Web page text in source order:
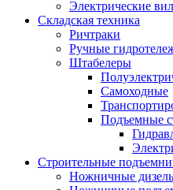
Электрические
Складская техника
Ричтраки
Ручные
Штабелеры
Самоходные
Подъемные
Строительные
Ножничные